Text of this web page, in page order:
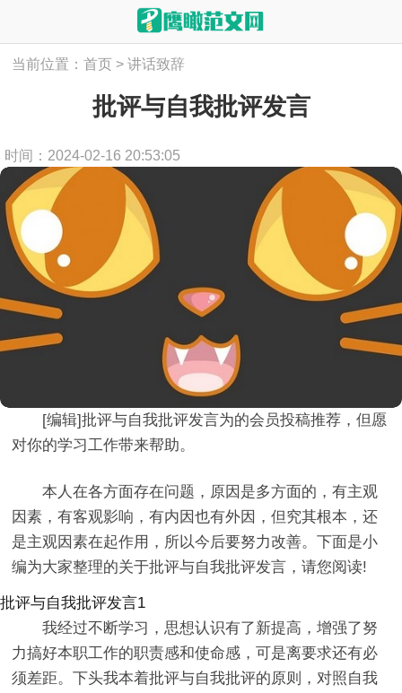
当前位置：首页 > 讲话致辞
批评与自我批评发言
时间：2024-02-16 20:53:05
[编辑]批评与自我批评发言为的会员投稿推荐，但愿
对你的学习工作带来帮助。
本人在各方面存在问题，原因是多方面的，有主观
因素，有客观影响，有内因也有外因，但究其根本，还
是主观因素在起作用，所以今后要努力改善。下面是小
编为大家整理的关于批评与自我批评发言，请您阅读!
批评与自我批评发言1
我经过不断学习，思想认识有了新提高，增强了努
力搞好本职工作的职责感和使命感，可是离要求还有必
须差距。下头我本着批评与自我批评的原则，对照自我